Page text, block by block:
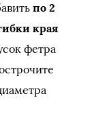
по 2
края
фетра